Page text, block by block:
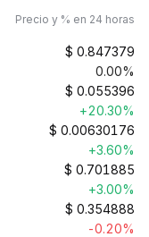
Precio y % en 24 horas
$ 0.847379
0.00%
$ 0.055396
+20.30%
$ 0.00630176
+3.60%
$ 0.701885
+3.00%
$ 0.354888
-0.20%